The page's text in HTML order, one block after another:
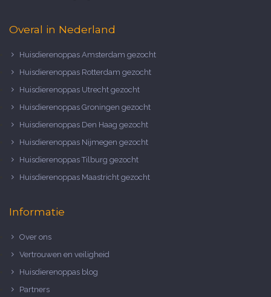
Overal in Nederland
Huisdierenoppas Amsterdam gezocht
Huisdierenoppas Rotterdam gezocht
Huisdierenoppas Utrecht gezocht
Huisdierenoppas Groningen gezocht
Huisdierenoppas Den Haag gezocht
Huisdierenoppas Nijmegen gezocht
Huisdierenoppas Tilburg gezocht
Huisdierenoppas Maastricht gezocht
Informatie
Over ons
Vertrouwen en veiligheid
Huisdierenoppas blog
Partners